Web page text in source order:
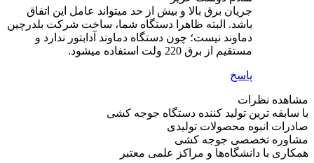
جریان برق بالا و بیش از حد میتواند عامل این اتفاق
باشد. البته ظاهرا دستگاه شما، ساخت شرکت بلدرچین
دماوند نیست؛ چون دستگاه دماوند آدابتور ندارد و
مستقیم از برق 220 ولت استفاده میشود.
پاسخ
مشاهده نظرات
با سابقه ترین تولید کننده دستگاه جوجه کشی
صادرات انبوه محصولات تولیدی
مشاوره تخصصی جوجه کشی
همکاری با دانشگاه‌ها و مراکز علمی معتبر